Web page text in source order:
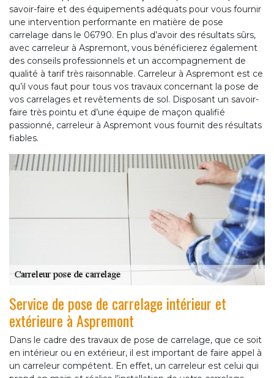
savoir-faire et des équipements adéquats pour vous fournir
une intervention performante en matière de pose
carrelage dans le 06790. En plus d’avoir des résultats sûrs,
avec carreleur à Aspremont, vous bénéficierez également
des conseils professionnels et un accompagnement de
qualité à tarif très raisonnable. Carreleur à Aspremont est ce
qu’il vous faut pour tous vos travaux concernant la pose de
vos carrelages et revêtements de sol. Disposant un savoir-
faire très pointu et d’une équipe de maçon qualifié
passionné, carreleur à Aspremont vous fournit des résultats
fiables.
Service de pose de carrelage intérieur et
extérieure à Aspremont
Dans le cadre des travaux de pose de carrelage, que ce soit
en intérieur ou en extérieur, il est important de faire appel à
un carreleur compétent. En effet, un carreleur est celui qui